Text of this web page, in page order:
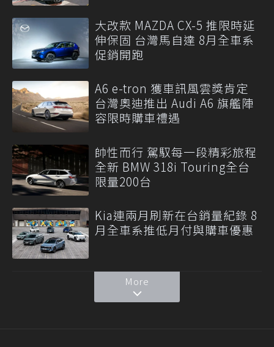
大改款 MAZDA CX-5 推限時延
伸保固 台灣馬自達 8月全車系
促銷開跑
A6 e-tron 獲車訊風雲獎肯定
台灣奧迪推出 Audi A6 旗艦陣
容限時購車禮遇
帥性而行 駕馭每一段精彩旅程
全新 BMW 318i Touring全台
限量200台
Kia連兩月刷新在台銷量紀錄 8
月全車系推低月付與購車優惠
More